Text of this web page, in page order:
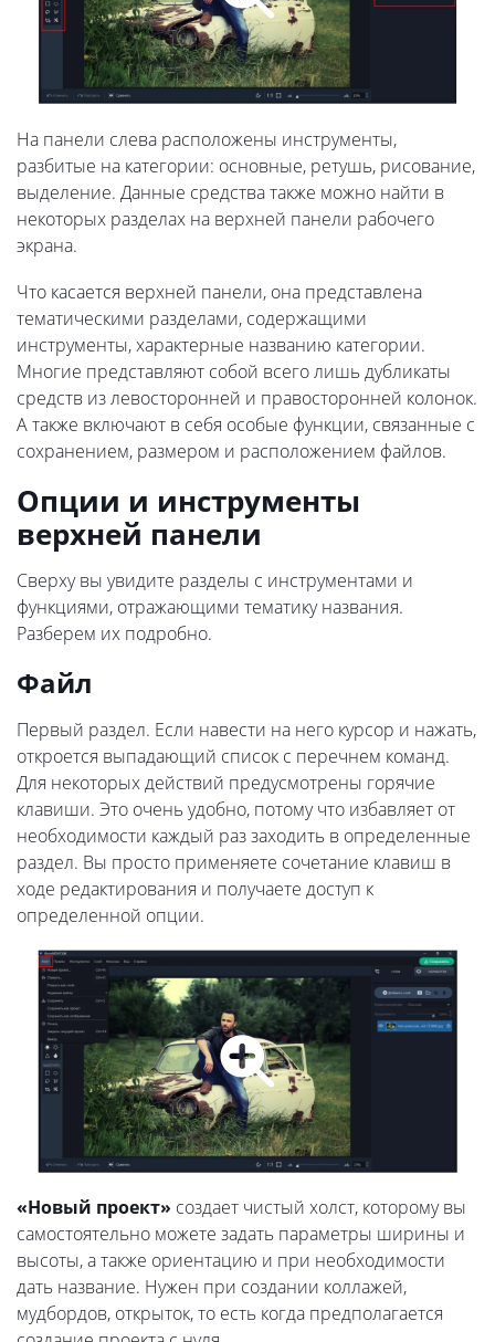
На панели слева расположены инструменты,
разбитые на категории: основные, ретушь, рисование,
выделение. Данные средства также можно найти в
некоторых разделах на верхней панели рабочего
экрана.
Что касается верхней панели, она представлена
тематическими разделами, содержащими
инструменты, характерные названию категории.
Многие представляют собой всего лишь дубликаты
средств из левосторонней и правосторонней колонок.
А также включают в себя особые функции, связанные с
сохранением, размером и расположением файлов.
Опции и инструменты
верхней панели
Сверху вы увидите разделы с инструментами и
функциями, отражающими тематику названия.
Разберем их подробно.
Файл
Первый раздел. Если навести на него курсор и нажать,
откроется выпадающий список с перечнем команд.
Для некоторых действий предусмотрены горячие
клавиши. Это очень удобно, потому что избавляет от
необходимости каждый раз заходить в определенные
раздел. Вы просто применяете сочетание клавиш в
ходе редактирования и получаете доступ к
определенной опции.
«Новый проект» создает чистый холст, которому вы
самостоятельно можете задать параметры ширины и
высоты, а также ориентацию и при необходимости
дать название. Нужен при создании коллажей,
мудбордов, открыток, то есть когда предполагается